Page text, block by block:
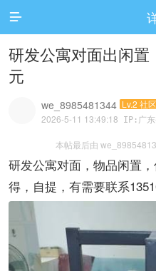

研发公寓对面出闲
元
we_8985481344 Lv.2 社
2026-5-11 13:49:18 IP:广东
本帖最后由
研发公寓对面，物品闲置
得，自提，有需要联系